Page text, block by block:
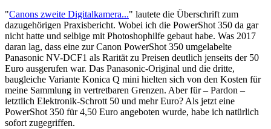
"Canons zweite Digitalkamera..." lautete die Überschrift zum
dazugehörigen Praxisbericht. Wobei ich die PowerShot 350 da gar
nicht hatte und selbige mit Photoshophilfe gebaut habe. Was 2017
daran lag, dass eine zur Canon PowerShot 350 umgelabelte
Panasonic NV-DCF1 als Rarität zu Preisen deutlich jenseits der 50
Euro ausgerufen war. Das Panasonic-Original und die dritte,
baugleiche Variante Konica Q mini hielten sich von den Kosten für
meine Sammlung in vertretbaren Grenzen. Aber für – Pardon –
letztlich Elektronik-Schrott 50 und mehr Euro? Als jetzt eine
PowerShot 350 für 4,50 Euro angeboten wurde, habe ich natürlich
sofort zugegriffen.